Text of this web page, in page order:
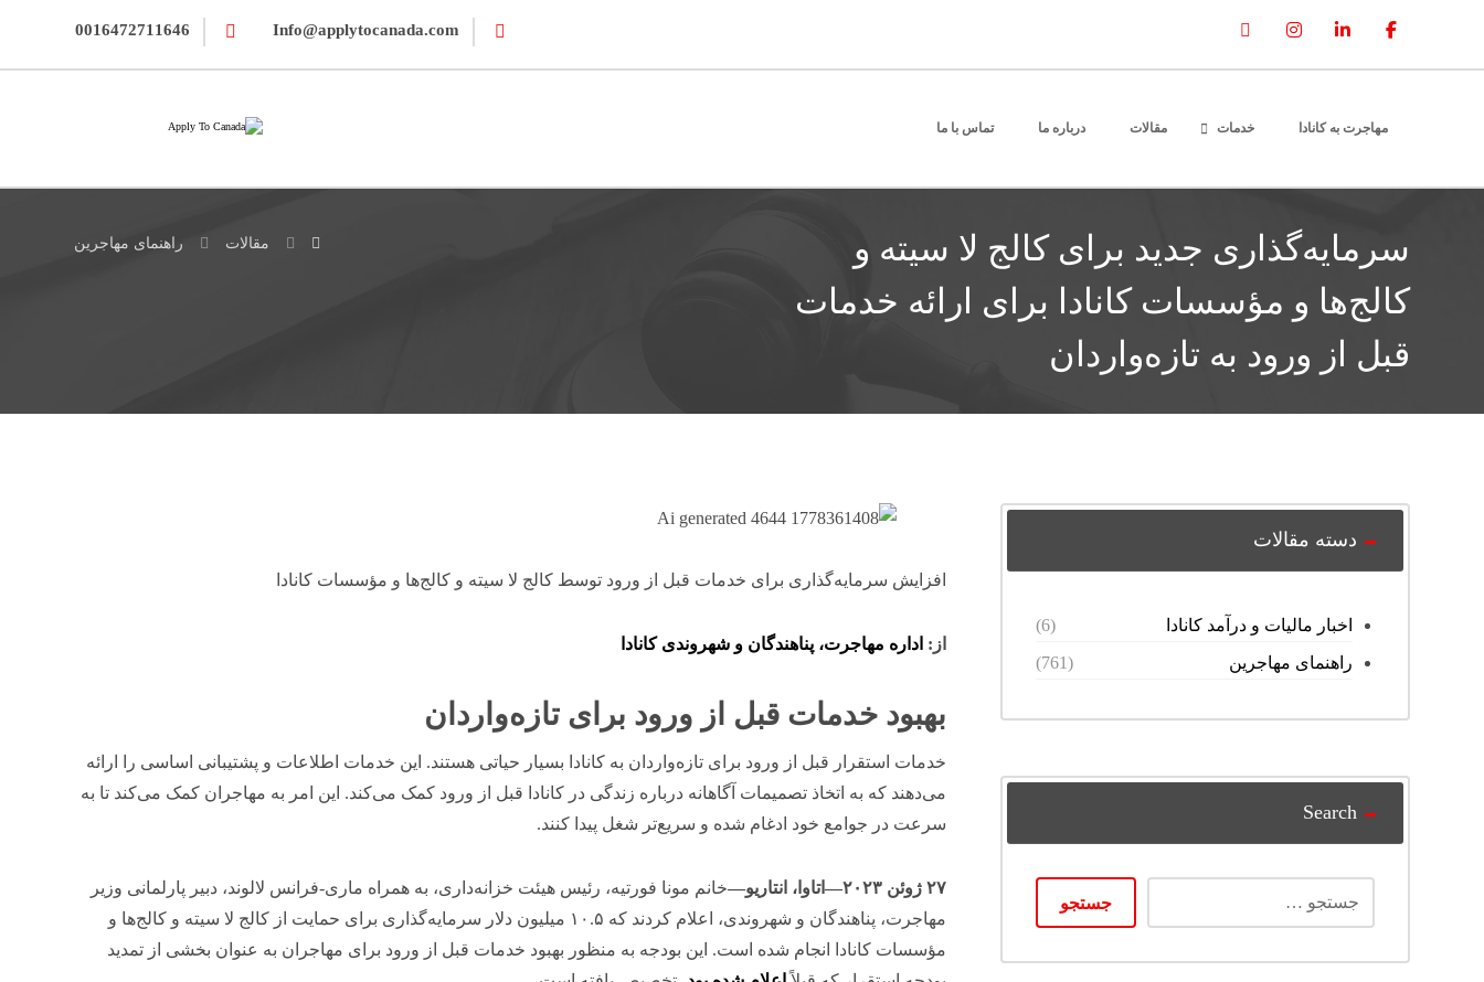
0016472711646 Info@applytocanada.com
مهاجرت به کانادا خدمات مقالات درباره ما تماس با ما
سرمایه‌گذاری جدید برای کالج لا سیته و
کالج‌ها و مؤسسات کانادا برای ارائه خدمات
قبل از ورود به تازه‌واردان
مقالات راهنمای مهاجرین
افزایش سرمایه‌گذاری برای خدمات قبل از ورود توسط کالج لا سیته و کالج‌ها و مؤسسات کانادا
از: اداره مهاجرت، پناهندگان و شهروندی کانادا
بهبود خدمات قبل از ورود برای تازه‌واردان
خدمات استقرار قبل از ورود برای تازه‌واردان به کانادا بسیار حیاتی هستند. این خدمات اطلاعات و پشتیبانی اساسی را ارائه
می‌دهند که به اتخاذ تصمیمات آگاهانه درباره زندگی در کانادا قبل از ورود کمک می‌کند. این امر به مهاجران کمک می‌کند تا به
سرعت در جوامع خود ادغام شده و سریع‌تر شغل پیدا کنند.
۲۷ ژوئن ۲۰۲۳—اتاوا، انتاریو—
خانم مونا فورتیه، رئیس هیئت خزانه‌داری، به همراه ماری-فرانس لالوند، دبیر پارلمانی وزیر
مهاجرت، پناهندگان و شهروندی، اعلام کردند که ۱۰.۵ میلیون دلار سرمایه‌گذاری برای حمایت از کالج لا سیته و کالج‌ها و
مؤسسات کانادا انجام شده است. این بودجه به منظور بهبود خدمات قبل از ورود برای مهاجران به عنوان بخشی از تمدید
دسته مقالات
اخبار مالیات و درآمد کانادا
(6)
راهنمای مهاجرین
(761)
Search